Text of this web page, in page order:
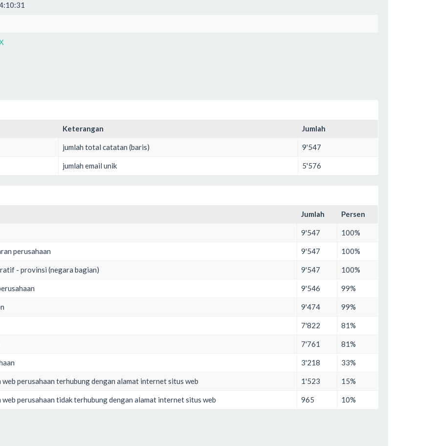
Keterangan Jumlah
jumlah total catatan (baris) 9'547
jumlah email unik 5'576
Jumlah Persen
9'547 100%
perusahaan 9'547 100%
- provinsi (negara bagian) 9'547 100%
9'546 99%
9'474 99%
7'822 81%
7'761 81%
3'218 33%
web perusahaan terhubung dengan alamat internet situs web 1'523 15%
web perusahaan tidak terhubung dengan alamat internet situs web 965 10%